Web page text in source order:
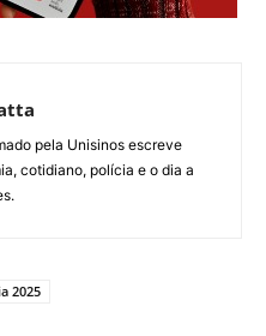
pela Unisinos escreve
cotidiano, polícia e o dia a
2025